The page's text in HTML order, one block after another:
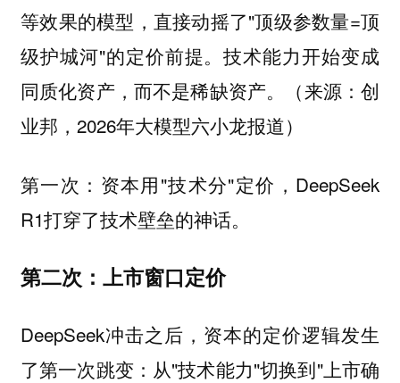
等效果的模型，直接动摇了"顶级参数量=顶
级护城河"的定价前提。技术能力开始变成
同质化资产，而不是稀缺资产。（来源：创
业邦，2026年大模型六小龙报道）
第一次：资本用"技术分"定价，DeepSeek
R1打穿了技术壁垒的神话。
第二次：上市窗口定价
DeepSeek冲击之后，资本的定价逻辑发生
了第一次跳变：从"技术能力"切换到"上市确